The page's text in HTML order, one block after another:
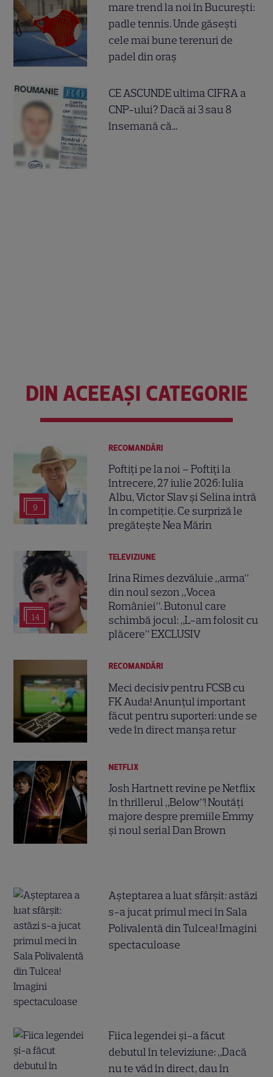
mare trend la noi în București:
padle tennis. Unde găsești
cele mai bune terenuri de
padel din oraș
CE ASCUNDE ultima CIFRA a
CNP-ului? Dacă ai 3 sau 8
însemană că...
DIN ACEEAȘI CATEGORIE
9
RECOMANDĂRI
Poftiți pe la noi – Poftiți la
întrecere, 27 iulie 2026: Iulia
Albu, Victor Slav și Selina intră
în competiție. Ce surpriză le
pregătește Nea Mărin
14
TELEVIZIUNE
Irina Rimes dezvăluie „arma”
din noul sezon „Vocea
României”. Butonul care
schimbă jocul: „L-am folosit cu
plăcere” EXCLUSIV
RECOMANDĂRI
Meci decisiv pentru FCSB cu
FK Auda! Anunțul important
făcut pentru suporteri: unde se
vede în direct manșa retur
NETFLIX
Josh Hartnett revine pe Netflix
în thrillerul „Below”! Noutăți
majore despre premiile Emmy
și noul serial Dan Brown
Așteptarea a luat sfârșit: astăzi
s-a jucat primul meci în Sala
Polivalentă din Tulcea! Imagini
spectaculoase
Fiica legendei și-a făcut
debutul în televiziune: „Dacă
nu te văd în direct, dau în